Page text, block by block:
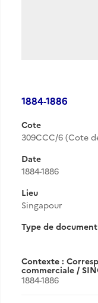
1884-1886
Cote
309CCC/6 (Cote
Date
1884-1886
Lieu
Singapour
Type de document
Contexte :
commerciale /
1884-1886